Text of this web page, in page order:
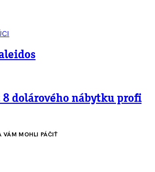
8 dolárového nábytku profi
VÁM MOHLI PÁČIŤ